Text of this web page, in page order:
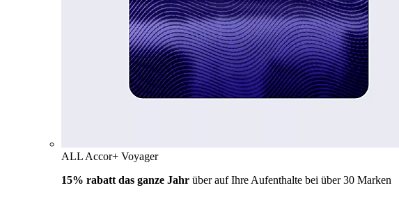
ALL Accor+ Voyager
15% rabatt das ganze Jahr über auf Ihre Aufenthalte bei über 30 Marken